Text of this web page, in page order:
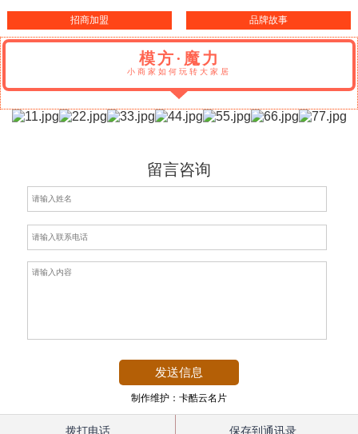
招商加盟 品牌故事
模方·魔力
小商家如何玩转大家居
留言咨询
制作维护：卡酷云名片
拨打电话 保存到通讯录